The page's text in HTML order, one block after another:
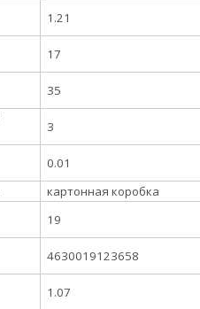
1.21
17
35
3
0.01
картонная коробка
19
4630019123658
1.07